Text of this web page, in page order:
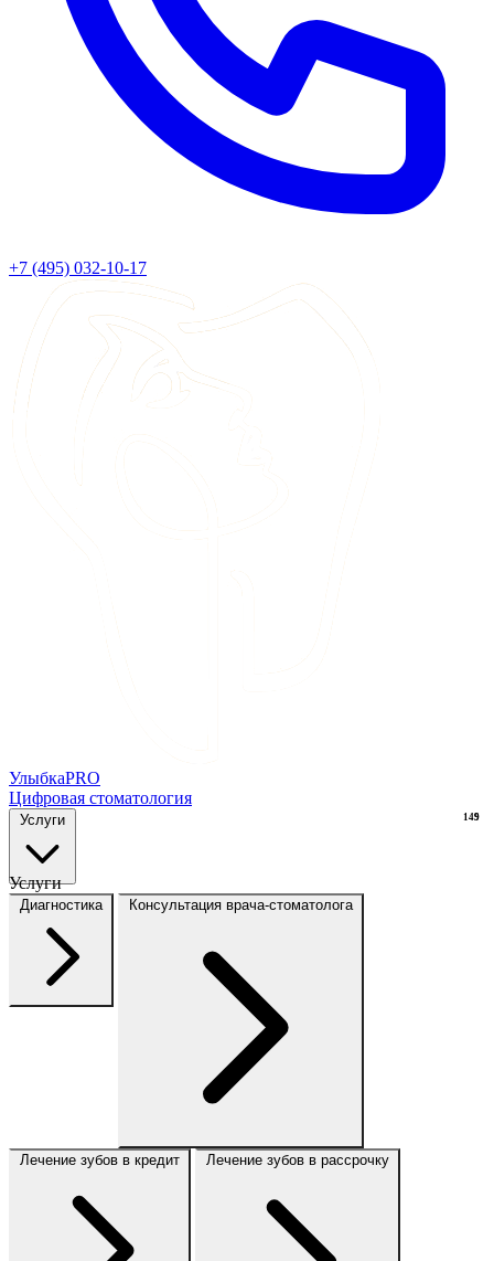
+7 (495) 032-10-17
УлыбкаPRO
Цифровая стоматология
Услуги
Услуги
Диагностика Консультация врача-стоматолога
Лечение зубов в кредит Лечение зубов в рассрочку
9
149